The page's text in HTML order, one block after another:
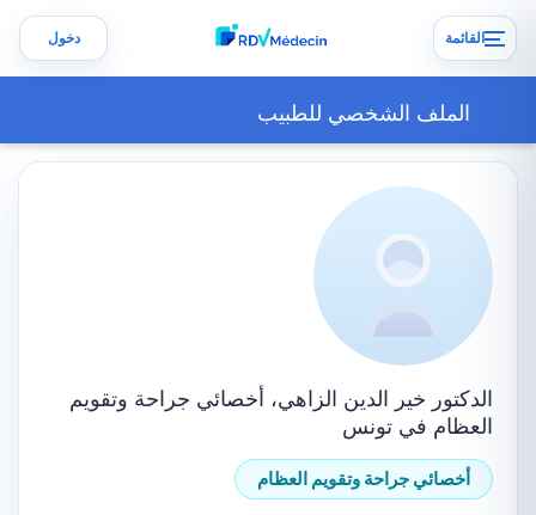
القائمة دخول
الملف الشخصي للطبيب
الدكتور خير الدين الزاهي، أخصائي جراحة وتقويم
العظام في تونس
أخصائي جراحة وتقويم العظام